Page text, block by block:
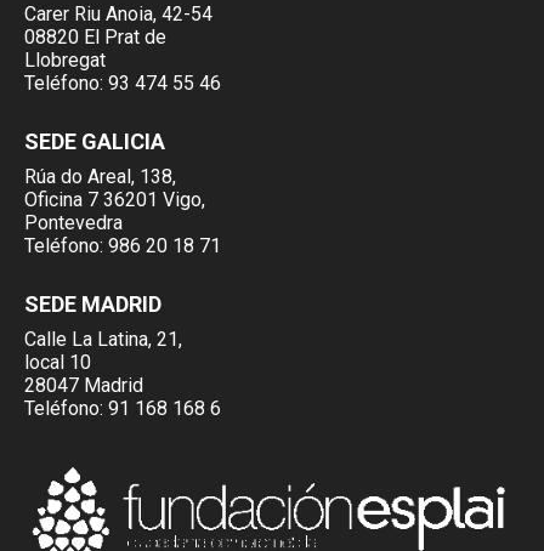
Carer Riu Anoia, 42-54
08820 El Prat de
Llobregat
Teléfono: 93 474 55 46
SEDE GALICIA
Rúa do Areal, 138,
Oficina 7 36201 Vigo,
Pontevedra
Teléfono: 986 20 18 71
SEDE MADRID
Calle La Latina, 21,
local 10
28047 Madrid
Teléfono: 91 168 168 6